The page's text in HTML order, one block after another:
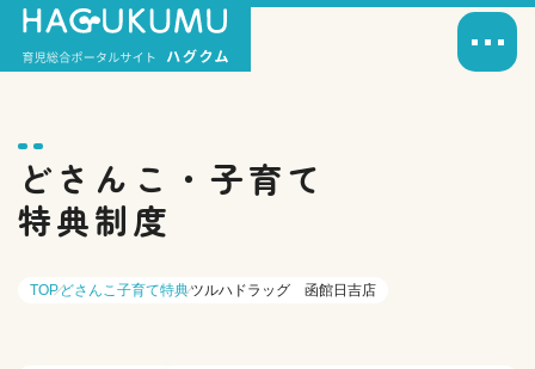
どさんこ・子育て
特典制度
TOPどさんこ子育て特典ツルハドラッグ 函館日吉店